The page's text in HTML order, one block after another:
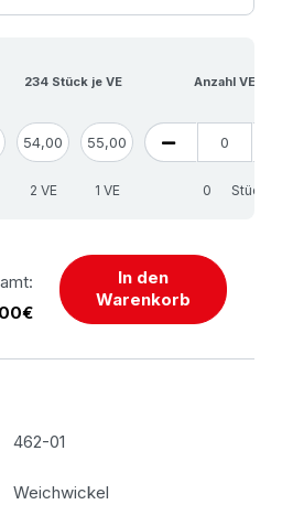
234 Stück je VE Anzahl VE
54,00 55,00
2 VE 1 VE Stück
In den
Warenkorb
462-01
Weichwickel